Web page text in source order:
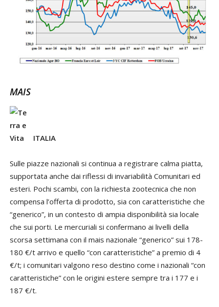
MAIS
ITALIA
Sulle piazze nazionali si continua a registrare calma piatta,
supportata anche dai riflessi di invariabilità Comunitari ed
esteri. Pochi scambi, con la richiesta zootecnica che non
compensa l’offerta di prodotto, sia con caratteristiche che
“generico”, in un contesto di ampia disponibilità sia locale
che sui porti. Le mercuriali si confermano ai livelli della
scorsa settimana con il mais nazionale “generico” sui 178-
180 €/t arrivo e quello “con caratteristiche” a premio di 4
€/t; i comunitari valgono reso destino come i nazionali “con
caratteristiche” con le origini estere sempre tra i 177 e i
187 €/t.